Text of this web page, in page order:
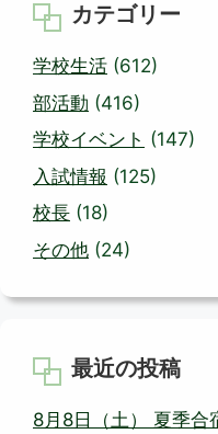
カテゴリー
学校生活 (612)
部活動 (416)
学校イベント (147)
入試情報 (125)
校長 (18)
その他 (24)
最近の投稿
8月8日（土） 夏季合